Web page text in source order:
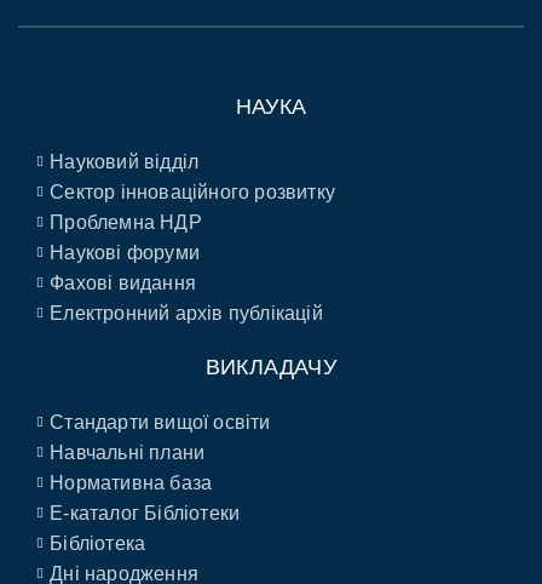
НАУКА
Науковий відділ
Сектор інноваційного розвитку
Проблемна НДР
Наукові форуми
Фахові видання
Електронний архів публікацій
ВИКЛАДАЧУ
Стандарти вищої освіти
Навчальні плани
Нормативна база
E-каталог Бібліотеки
Бібліотека
Дні народження